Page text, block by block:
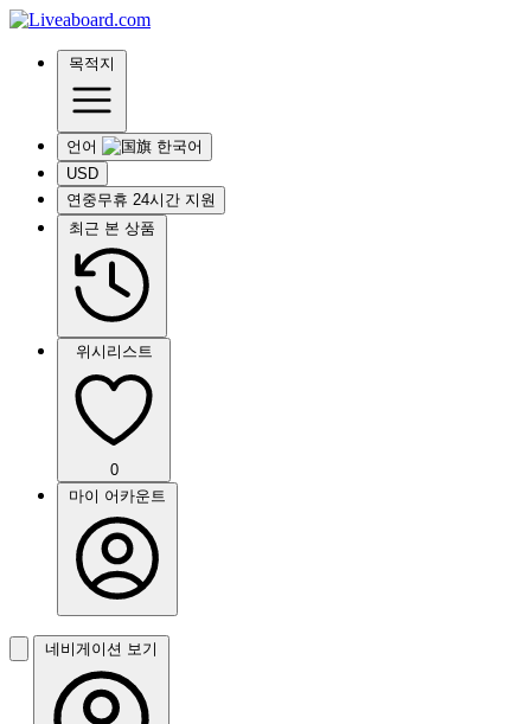
목적지
언어
USD
연중무휴 24시간 지원
최근 본 상품
위시리스트
0
마이 어카운트
네비게이션 보기